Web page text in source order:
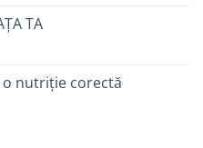
TA
nutriție corectă